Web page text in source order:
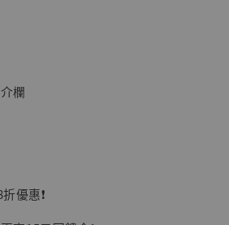
賊王 系列蒐藏雕像 布魯克達
欄
優惠❗️